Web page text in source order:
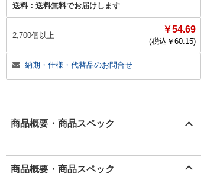
送料： 送料無料でお届けします
2,700個以上
￥54.69
(税込￥ 60.15)
納期・仕様・代替品のお問合せ
商品概要・商品スペック
商品概要・商品スペック